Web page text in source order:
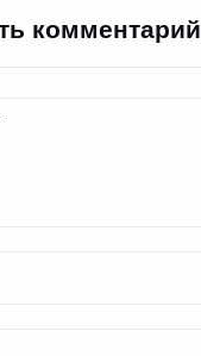
комментарий